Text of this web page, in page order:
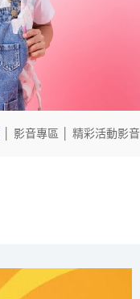
影音專區 精彩活動影音